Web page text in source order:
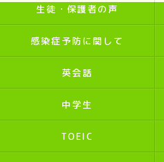
生徒・保護者の声
感染症予防に関して
英会話
中学生
TOEIC